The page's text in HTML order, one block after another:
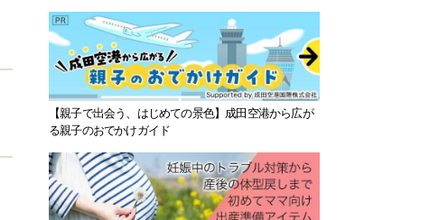
【親子で出会う、はじめての景色】成田空港から広が
る親子のおでかけガイド